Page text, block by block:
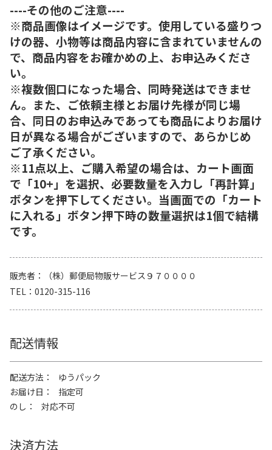
----その他のご注意----
※商品画像はイメージです。使用している盛りつ
けの器、小物等は商品内容に含まれていませんの
で、商品内容をお確かめの上、お申込みくださ
い。
※複数個口になった場合、同時発送はできませ
ん。また、ご依頼主様とお届け先様が同じ場
合、同日のお申込みであっても商品によりお届け
日が異なる場合がございますので、あらかじめ
ご了承ください。
※11点以上、ご購入希望の場合は、カート画面
で「10+」を選択、必要数量を入力し「再計算」
ボタンを押下してください。当画面での「カート
に入れる」ボタン押下時の数量選択は1個で結構
です。
販売者
（株）郵便局物販サービス９７００００
TEL
0120-315-116
配送情報
配送方法
ゆうパック
お届け日
指定可
のし
対応不可
決済方法